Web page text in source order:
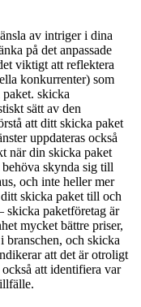
av intriger i dina
på det anpassade
viktigt att reflektera
konkurrenter) som
skicka
sätt av den
att ditt skicka paket
uppdateras också
när din skicka paket
skynda sig till
och inte heller mer
skicka paket till och
skicka paketföretag är
mycket bättre priser,
branschen, och skicka
att det är otroligt
att identifiera var